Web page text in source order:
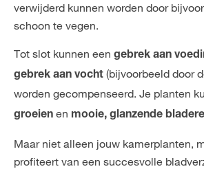
verwijderd kunnen worden door
schoon te vegen.
Tot slot kunnen een gebrek aan
gebrek aan vocht (bijvoorbeeld door
worden gecompenseerd. Je planten
groeien en mooie, glanzende
Maar niet alleen jouw kamerplanten,
profiteert van een succesvolle